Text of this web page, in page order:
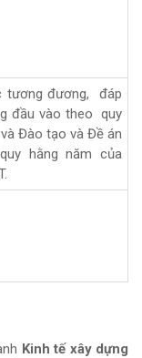
tương đương, đáp
đầu vào theo quy
Đào tạo và Đề án
hằng năm của
Kinh tế xây dựng